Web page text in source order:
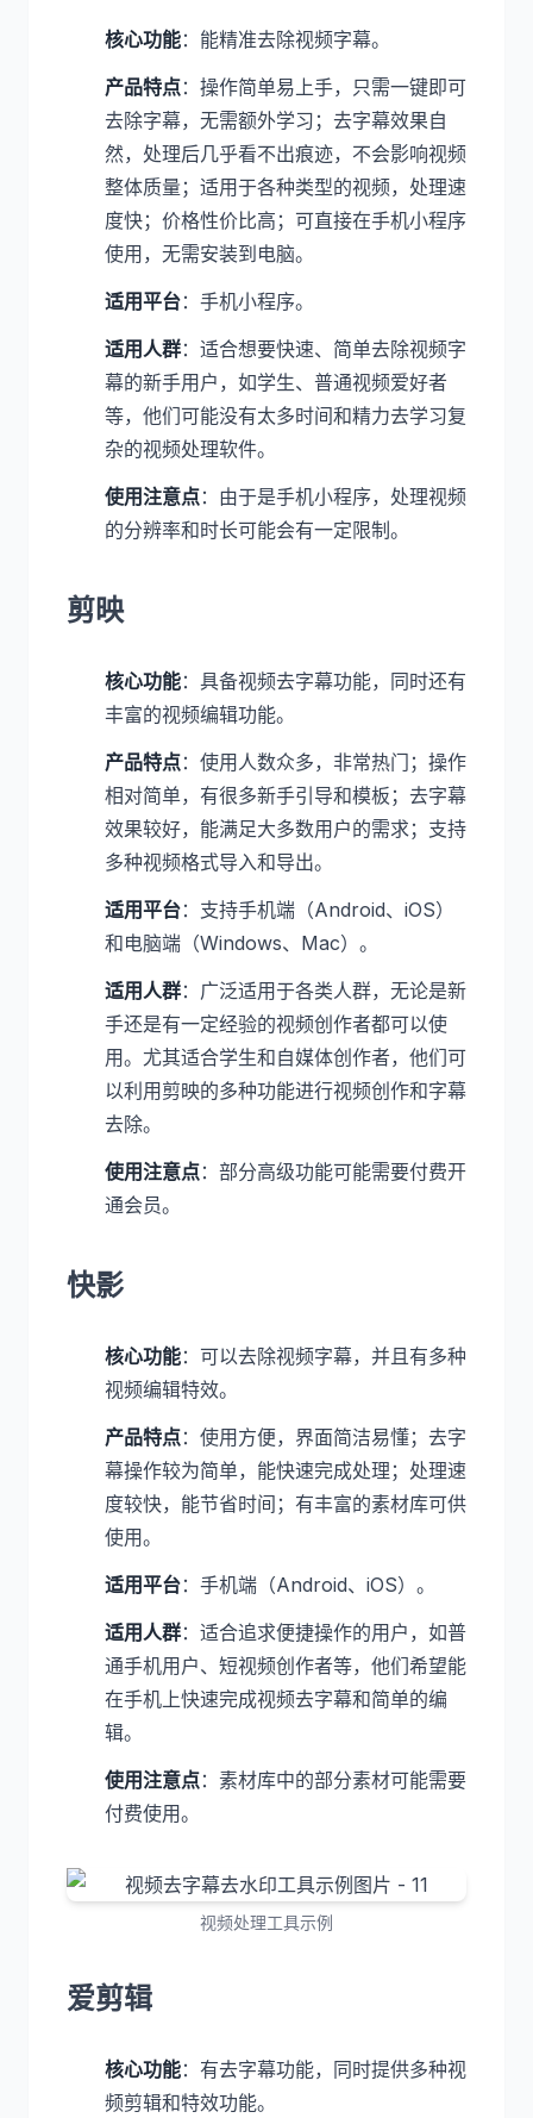
核心功能：能精准去除视频字幕。
产品特点：操作简单易上手，只需一键即可
去除字幕，无需额外学习；去字幕效果自
然，处理后几乎看不出痕迹，不会影响视频
整体质量；适用于各种类型的视频，处理速
度快；价格性价比高；可直接在手机小程序
使用，无需安装到电脑。
适用平台：手机小程序。
适用人群：适合想要快速、简单去除视频字
幕的新手用户，如学生、普通视频爱好者
等，他们可能没有太多时间和精力去学习复
杂的视频处理软件。
使用注意点：由于是手机小程序，处理视频
的分辨率和时长可能会有一定限制。
剪映
核心功能：具备视频去字幕功能，同时还有
丰富的视频编辑功能。
产品特点：使用人数众多，非常热门；操作
相对简单，有很多新手引导和模板；去字幕
效果较好，能满足大多数用户的需求；支持
多种视频格式导入和导出。
适用平台：支持手机端（Android、iOS）
和电脑端（Windows、Mac）。
适用人群：广泛适用于各类人群，无论是新
手还是有一定经验的视频创作者都可以使
用。尤其适合学生和自媒体创作者，他们可
以利用剪映的多种功能进行视频创作和字幕
去除。
使用注意点：部分高级功能可能需要付费开
通会员。
快影
核心功能：可以去除视频字幕，并且有多种
视频编辑特效。
产品特点：使用方便，界面简洁易懂；去字
幕操作较为简单，能快速完成处理；处理速
度较快，能节省时间；有丰富的素材库可供
使用。
适用平台：手机端（Android、iOS）。
适用人群：适合追求便捷操作的用户，如普
通手机用户、短视频创作者等，他们希望能
在手机上快速完成视频去字幕和简单的编
辑。
使用注意点：素材库中的部分素材可能需要
付费使用。
视频处理工具示例
爱剪辑
核心功能：有去字幕功能，同时提供多种视
频剪辑和特效功能。